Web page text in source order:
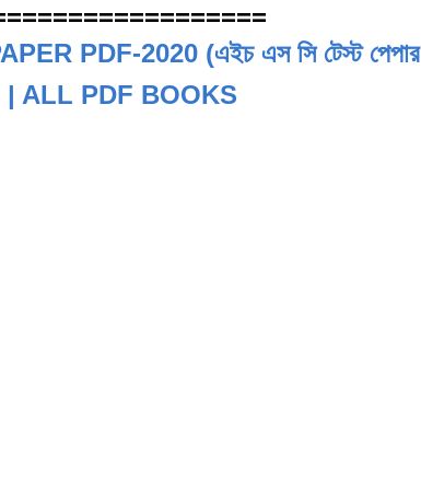
PDF-2020 (এইচ এস সি টেস্ট পেপার
) | ALL PDF BOOKS